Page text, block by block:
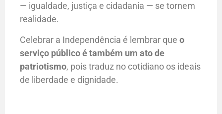
— igualdade, justiça e cidadania — se tornem
realidade.
Celebrar a Independência é lembrar que o
serviço público é também um ato de
patriotismo, pois traduz no cotidiano os ideais
de liberdade e dignidade.